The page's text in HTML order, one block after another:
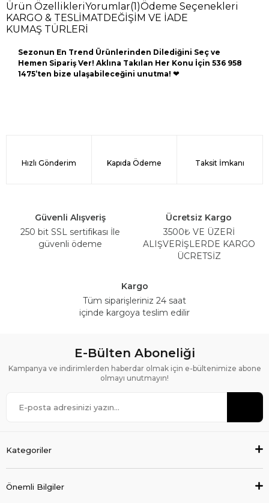
Ürün ÖzellikleriYorumlar(1)Ödeme Seçenekleri
KARGO & TESLİMAT DEĞİŞİM VE İADE
KUMAŞ TÜRLERİ
Sezonun En Trend Ürünlerinden Dilediğini Seç ve
Hemen Sipariş Ver! Aklına Takılan Her Konu İçin 536 958
1475’ten bize ulaşabileceğini unutma! ❤
Hızlı Gönderim Kapıda Ödeme Taksit İmkanı
Güvenli Alışveriş
250 bit SSL sertifikası İle
güvenli ödeme
Ücretsiz Kargo
3500₺ VE ÜZERİ
ALIŞVERİŞLERDE KARGO
ÜCRETSİZ
Kargo
Tüm siparişleriniz 24 saat
içinde kargoya teslim edilir
E-Bülten Aboneliği
Kampanya ve indirimlerden haberdar olmak için e-bültenimize abone
olmayı unutmayın!
Kategoriler
Önemli Bilgiler